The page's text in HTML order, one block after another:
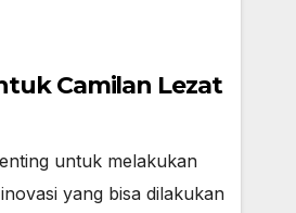
Camilan Lezat
untuk melakukan
yang bisa dilakukan